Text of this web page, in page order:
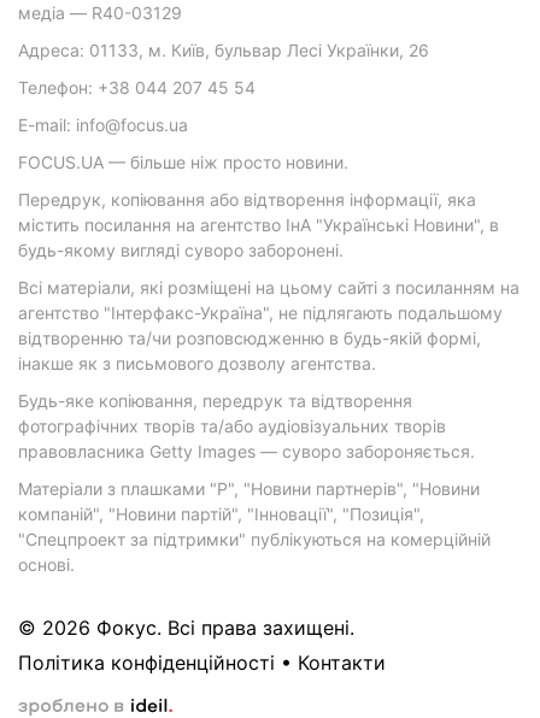
медіа — R40-03129
Адреса: 01133, м. Київ, бульвар Лесі Українки, 26
Телефон: +38 044 207 45 54
E-mail: info@focus.ua
FOCUS.UA — більше ніж просто новини.
Передрук, копіювання або відтворення інформації, яка
містить посилання на агентство ІнА "Українські Новини", в
будь-якому вигляді суворо заборонені.
Всі матеріали, які розміщені на цьому сайті з посиланням на
агентство "Інтерфакс-Україна", не підлягають подальшому
відтворенню та/чи розповсюдженню в будь-якій формі,
інакше як з письмового дозволу агентства.
Будь-яке копіювання, передрук та відтворення
фотографічних творів та/або аудіовізуальних творів
правовласника Getty Images — суворо забороняється.
Матеріали з плашками "Р", "Новини партнерів", "Новини
компаній", "Новини партій", "Інновації", "Позиція",
"Спецпроект за підтримки" публікуються на комерційній
основі.
© 2026 Фокус. Всі права захищені.
Політика конфіденційності • Контакти